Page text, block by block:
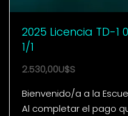
2025 Licencia TD-
1/1
2.530,00U$S
Bienvenido/a a la
Al completar el pago